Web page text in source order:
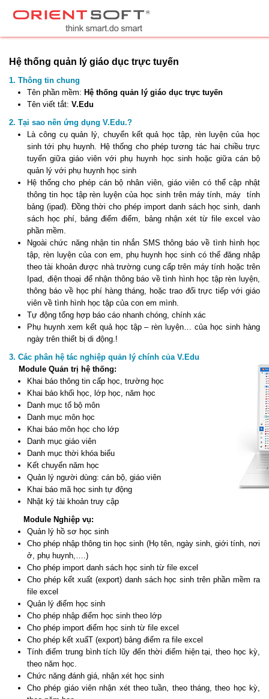
Hệ thống quản lý giáo dục trực tuyến
1. Thông tin chung
Tên phần mềm: Hệ thống quản lý giáo dục trực tuyến
Tên viết tắt: V.Edu
2. Tại sao nên ứng dụng V.Edu.?
Là công cụ quản lý, chuyển kết quả học tập, rèn luyện của học
sinh tới phụ huynh. Hệ thống cho phép tương tác hai chiều trực
tuyến giữa giáo viên với phụ huynh học sinh hoặc giữa cán bộ
quản lý với phụ huynh học sinh
Hệ thống cho phép cán bộ nhân viên, giáo viên có thể cập nhật
thông tin học tập rèn luyện của học sinh trên máy tính, máy tính
bảng (ipad). Đồng thời cho phép import danh sách học sinh, danh
sách học phí, bảng điểm điểm, bảng nhận xét từ file excel vào
phần mềm.
Ngoài chức năng nhận tin nhắn SMS thông báo về tình hình học
tập, rèn luyện của con em, phụ huynh học sinh có thể đăng nhập
theo tài khoản được nhà trường cung cấp trên máy tính hoặc trên
Ipad, điện thoại để nhận thông báo về tình hình học tập rèn luyện,
thông báo về học phí hàng tháng, hoặc trao đổi trực tiếp với giáo
viên về tình hình học tập của con em mình.
Tự động tổng hợp báo cáo nhanh chóng, chính xác
Phụ huynh xem kết quả học tập – rèn luyện… của học sinh hàng
ngày trên thiết bị di động.!
3. Các phân hệ tác nghiệp quản lý chính của V.Edu
Module Quản trị hệ thống:
Khai báo thông tin cấp học, trường học
Khai báo khối học, lớp học, năm học
Danh mục tổ bộ môn
Danh mục môn học
Khai báo môn học cho lớp
Danh mục giáo viên
Danh mục thời khóa biểu
Kết chuyển năm học
Quản lý người dùng: cán bộ, giáo viên
Khai báo mã học sinh tự động
Nhật ký tài khoản truy cập
Module Nghiệp vụ:
Quản lý hồ sơ học sinh
Cho phép nhập thông tin học sinh (Họ tên, ngày sinh, giới tính, nơi
ở, phụ huynh,….)
Cho phép import danh sách học sinh từ file excel
Cho phép kết xuất (export) danh sách học sinh trên phần mềm ra
file excel
Quản lý điểm học sinh
Cho phép nhập điểm học sinh theo lớp
Cho phép import điểm học sinh từ file excel
Cho phép kết xuấT (export) bảng điểm ra file excel
Tính điểm trung bình tích lũy đến thời điểm hiện tại, theo học kỳ,
theo năm học.
Chức năng đánh giá, nhận xét học sinh
Cho phép giáo viên nhận xét theo tuần, theo tháng, theo học kỳ,